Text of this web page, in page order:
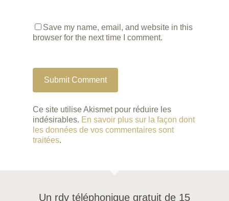
Save my name, email, and website in this
browser for the next time I comment.
Ce site utilise Akismet pour réduire les
indésirables. En savoir plus sur la façon dont
les données de vos commentaires sont
traitées.
Un rdv téléphonique gratuit de 15